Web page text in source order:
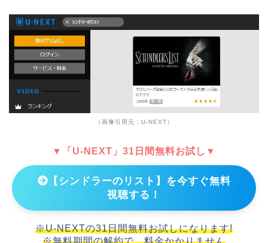
（画像引用元：U-NEXT）
▼「U-NEXT」31日間無料お試し▼
【シンドラーのリスト】を今すぐ無料
視聴する！
※U-NEXTの31日間無料お試しになります!
※無料期間の解約で、料金かかりません